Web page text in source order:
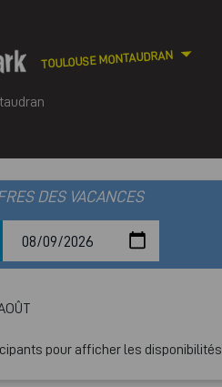
TOULOUSE MONTAUDRAN
DES VACANCES
pour afficher les disponibilités.